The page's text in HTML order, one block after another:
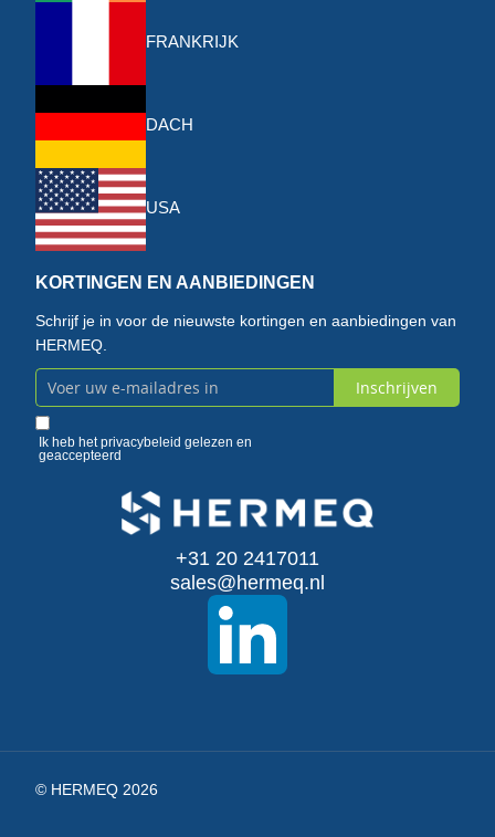
FRANKRIJK
DACH
USA
KORTINGEN EN AANBIEDINGEN
Schrijf je in voor de nieuwste kortingen en aanbiedingen van
HERMEQ.
Abonneer
u
Inschrijven
Ik heb hetprivacybeleid gelezen en
geaccepteerd
+31 20 2417011
sales@hermeq.nl
© HERMEQ 2026